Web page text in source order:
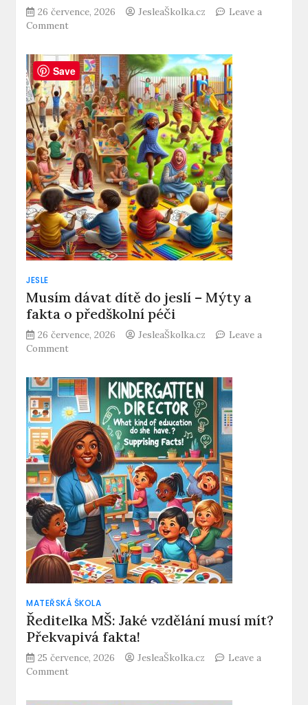
26 července, 2026 JesleaŠkolka.cz
Leave a
Commenton
v
MŠ:
Jak
se
jí
stát?
Krok
za
krokem!
JESLE
Musím dávat dítě do jeslí – Mýty a
fakta o předškolní péči
26 července, 2026 JesleaŠkolka.cz
Leave a
Commenton
dávat
dítě
do
jeslí
–
Mýty
a
fakta
o
předškolní
péči
MATEŘSKÁ ŠKOLA
Ředitelka MŠ: Jaké vzdělání musí mít?
Překvapivá fakta!
25 července, 2026 JesleaŠkolka.cz
Leave a
Commenton
MŠ:
Save